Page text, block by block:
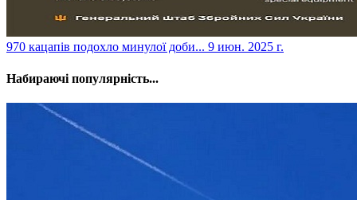
​970 кацапів подохло минулої доби... 9 июн. 2025 г.
Набираючі популярність...